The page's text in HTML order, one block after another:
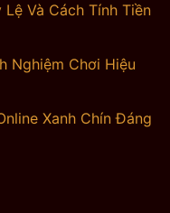
Và Cách Tính Tiền
Nghiệm Chơi Hiệu
Xanh Chín Đáng